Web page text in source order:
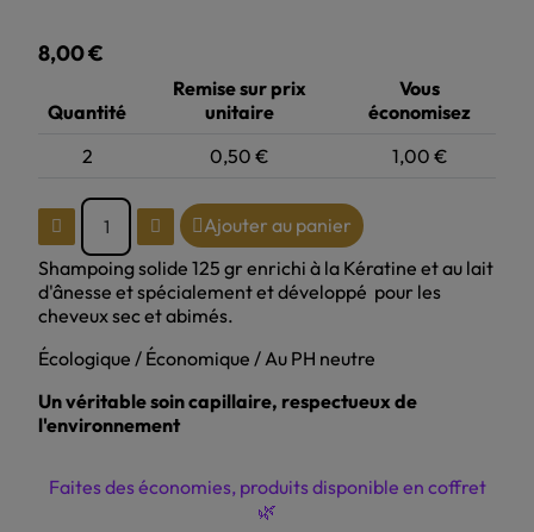
8,00 €
Quantité
Remise sur prix
unitaire
Vous
économisez
2
0,50 € 1,00 €
Ajouter au panier
Shampoing solide 125 gr enrichi à la Kératine et au lait
d'ânesse et spécialement et développé pour les
cheveux sec et abimés.
Écologique / Économique / Au PH neutre
Un véritable soin capillaire, respectueux de
l'environnement
Faites des économies, produits disponible en coffret
🌿